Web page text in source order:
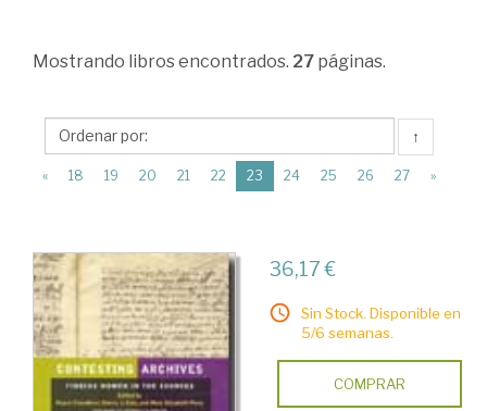
Sociales
Estudios
de
Género
Biografías
Mostrando libros encontrados. 27 páginas.
↑
« 18 19 20 21 22 23 (current)
24 25 26 27 »
36,17 €
Sin Stock. Disponible en
5/6 semanas.
COMPRAR